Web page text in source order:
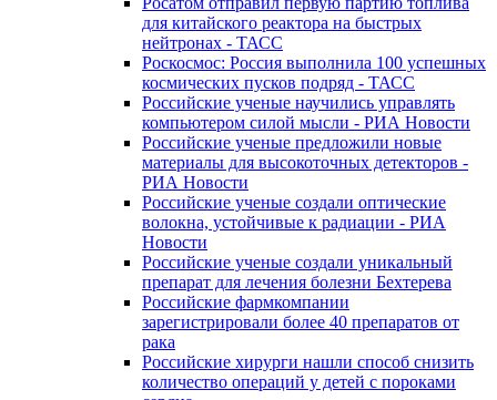
для китайского реактора на быстрых
нейтронах - ТАСС
Роскосмос: Россия выполнила 100 успешных
космических пусков подряд - ТАСС
Российские ученые научились управлять
компьютером силой мысли - РИА Новости
Российские ученые предложили новые
материалы для высокоточных детекторов -
РИА Новости
Российские ученые создали оптические
волокна, устойчивые к радиации - РИА
Новости
Российские ученые создали уникальный
препарат для лечения болезни Бехтерева
Российские фармкомпании
зарегистрировали более 40 препаратов от
рака
Российские хирурги нашли способ снизить
количество операций у детей с пороками